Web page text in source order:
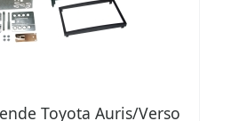
Toyota Auris/Verso